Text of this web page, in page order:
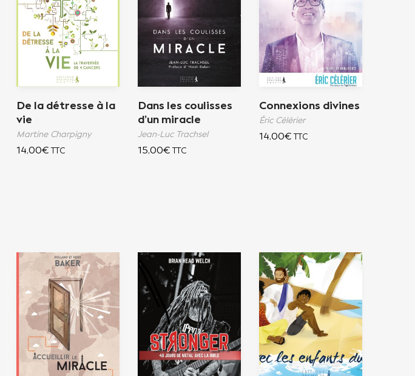
De la détresse à la
vie
Martine Charpigny
14,00€ TTC
Dans les coulisses
d’un miracle
Jean-Luc Trachsel
15,00€ TTC
Connexions divines
Éric Célérier
14,00€ TTC